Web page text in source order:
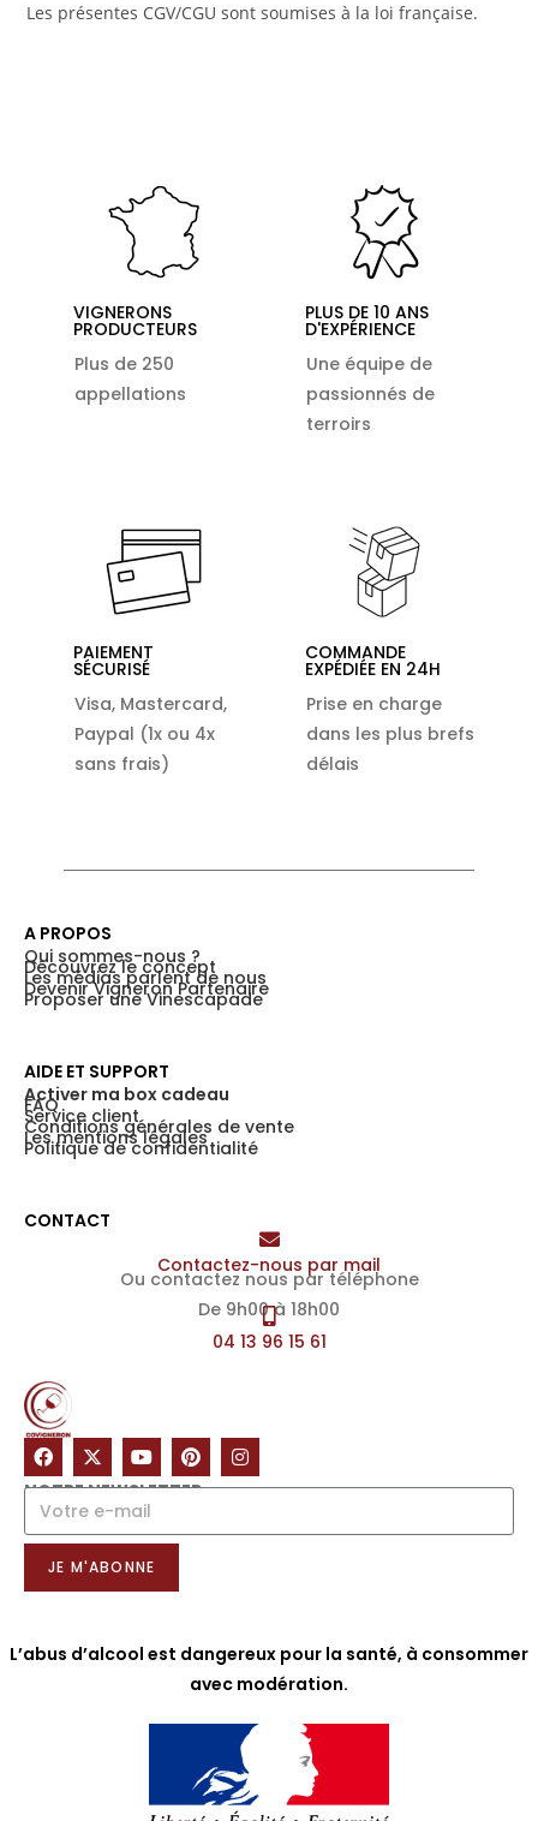
Les présentes CGV/CGU sont soumises à la loi française.
VIGNERONS
PRODUCTEURS
Plus de 250
appellations
PLUS DE 10 ANS
D'EXPÉRIENCE
Une équipe de
passionnés de
terroirs
PAIEMENT
SÉCURISÉ
Visa, Mastercard,
Paypal (1x ou 4x
sans frais)
COMMANDE
EXPÉDIÉE EN 24H
Prise en charge
dans les plus brefs
délais
NOTRE NEWSLETTER
JE M'ABONNE
CONTACT
Contactez-nous par mail
Ou contactez nous par téléphone
De 9h00 à 18h00
04 13 96 15 61
AIDE ET SUPPORT
Activer ma box cadeau
FAQ
Service client
Conditions générales de vente
Les mentions légales
Politique de confidentialité
A PROPOS
Qui sommes-nous ?
Découvrez le concept
Les médias parlent de nous
Devenir Vigneron Partenaire
Proposer une Vinescapade
L’abus d’alcool est dangereux pour la santé, à consommer
avec modération.